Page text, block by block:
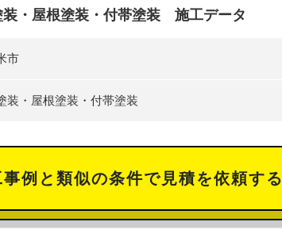
・屋根塗装・付帯塗装 施工データ
市
装・屋根塗装・付帯塗装
事例と類似の条件で見積を依頼する